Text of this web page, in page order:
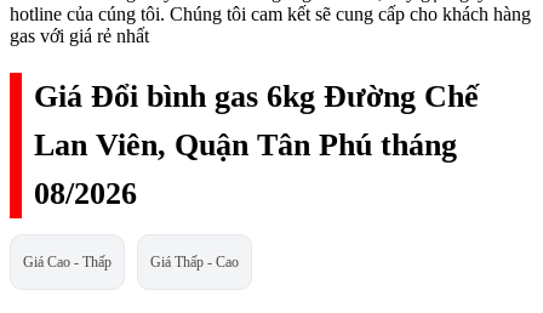
hotline của cúng tôi. Chúng tôi cam kết sẽ cung cấp cho khách hàng
gas với giá rẻ nhất
Giá Đổi bình gas 6kg Đường Chế
Lan Viên, Quận Tân Phú tháng
08/2026
Giá Cao - Thấp Giá Thấp - Cao